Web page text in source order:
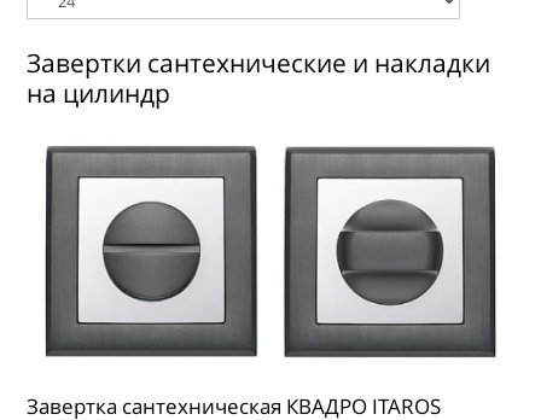
Завертки сантехнические и накладки
на цилиндр
Завертка сантехническая КВАДРО ITAROS